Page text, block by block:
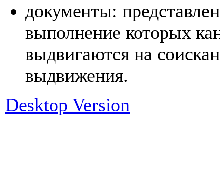
документы:
выполнение которых
выдвигаются на
выдвижения.
Desktop Version